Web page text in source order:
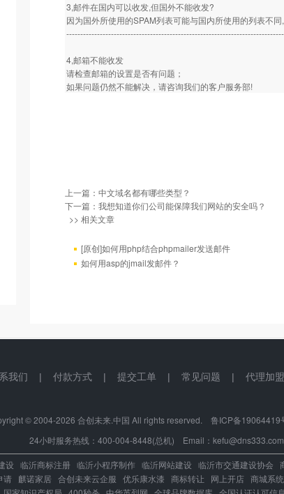
3,邮件在国内可以收发,但国外不能收发?
因为国外所使用的SPAM列表可能与国内所使用的列表不
4,邮箱不能收发
请检查邮箱的设置是否有问题；
如果问题仍然不能解决，请咨询我们的客户服务部!
上一篇： 中文域名都有哪些类型？
下一篇： 我想知道你们公司能保障我们网站的安全吗？
>> 相关文章
[原创]如何用php结合phpmailer发送邮件
如何用asp的jmail发邮件？
我们 | 付款方式 | 提交工单 | 常见问题 | 代理加盟
© 2004-2026 合创未来.中国 All rights reserved. 鲁ICP备19064419
24小时服务热线：400-004-8448(总机) Email：
设 临沂商标注册 临沂小程序制作 临沂网站建设 临沂市交通建设协会
请 麒诺家居 合创未来云企服 优乐康水漆 商标转让 网上开店 商城系统